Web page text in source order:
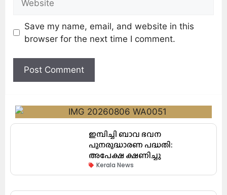
Save my name, email, and website in this
browser for the next time I comment.
ഇമ്പിച്ചി ബാവ ഭവന
പുനരുദ്ധാരണ പദ്ധതി:
അപേക്ഷ ക്ഷണിച്ചു
Kerala News